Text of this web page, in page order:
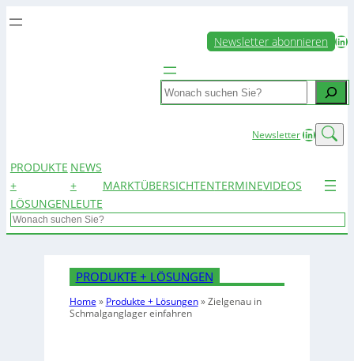
Newsletter abonnieren LinkedIn
Search
NewsletterLinkedIn
PRODUKTE
+
LÖSUNGEN
NEWS
+
LEUTE
MARKTÜBERSICHTENTERMINEVIDEOS
Search
PRODUKTE + LÖSUNGEN
Home » Produkte + Lösungen»Zielgenau in
Schmalganglager einfahren